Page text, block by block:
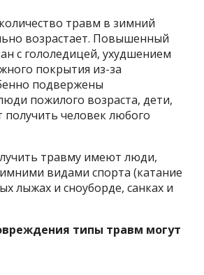
травм в зимний
возрастает. Повышенный
с гололедицей, ухудшением
покрытия из-за
подвержены
пожилого возраста, дети,
человек любого
травму имеют люди,
видами спорта (катание
лыжах и сноуборде, санках и
типы травм могут